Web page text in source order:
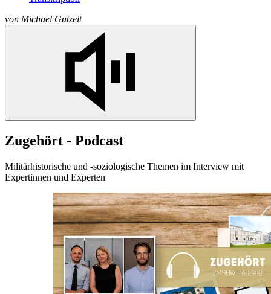
von Michael Gutzeit
Zugehört - Podcast
Militärhistorische und -soziologische Themen im Interview mit
Expertinnen und Experten